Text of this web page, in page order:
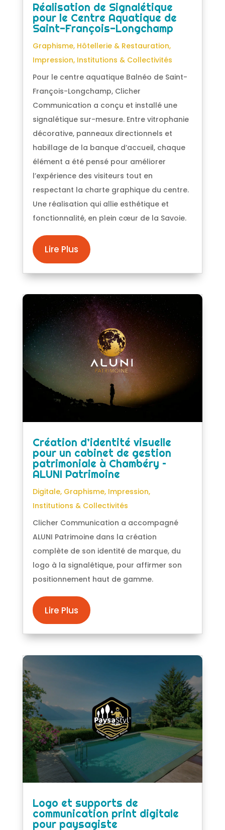
Réalisation de Signalétique
pour le Centre Aquatique de
Saint-François-Longchamp
Graphisme, Hôtellerie & Restauration,
Impression, Institutions & Collectivités
Pour le centre aquatique Balnéo de Saint-
François-Longchamp, Clicher
Communication a conçu et installé une
signalétique sur-mesure. Entre vitrophanie
décorative, panneaux directionnels et
habillage de la banque d’accueil, chaque
élément a été pensé pour améliorer
l’expérience des visiteurs tout en
respectant la charte graphique du centre.
Une réalisation qui allie esthétique et
fonctionnalité, en plein cœur de la Savoie.
Lire Plus
Création d’identité visuelle
pour un cabinet de gestion
patrimoniale à Chambéry –
ALUNI Patrimoine
Digitale, Graphisme, Impression,
Institutions & Collectivités
Clicher Communication a accompagné
ALUNI Patrimoine dans la création
complète de son identité de marque, du
logo à la signalétique, pour affirmer son
positionnement haut de gamme.
Lire Plus
Logo et supports de
communication print digitale
pour paysagiste